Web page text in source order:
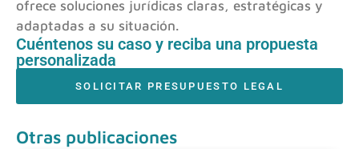
ofrece soluciones jurídicas claras, estratégicas y
adaptadas a su situación.
Cuéntenos su caso y reciba una propuesta
personalizada
SOLICITAR PRESUPUESTO LEGAL
Otras publicaciones